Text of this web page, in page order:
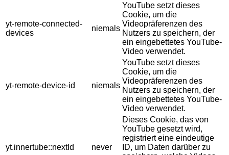
yt-remote-connected-
devices
niemals
YouTube setzt dieses
Cookie, um die
Videopräferenzen des
Nutzers zu speichern, der
ein eingebettetes YouTube-
Video verwendet.
yt-remote-device-id niemals
YouTube setzt dieses
Cookie, um die
Videopräferenzen des
Nutzers zu speichern, der
ein eingebettetes YouTube-
Video verwendet.
yt.innertube::nextId never
Dieses Cookie, das von
YouTube gesetzt wird,
registriert eine eindeutige
ID, um Daten darüber zu